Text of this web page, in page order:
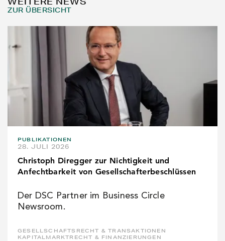
ZUR ÜBERSICHT
PUBLIKATIONEN
28. JULI 2026
Christoph Diregger zur Nichtigkeit und
Anfechtbarkeit von Gesellschafterbeschlüssen
Der DSC Partner im Business Circle
Newsroom.
GESELLSCHAFTSRECHT & TRANSAKTIONEN
KAPITALMARKTRECHT & FINANZIERUNGEN